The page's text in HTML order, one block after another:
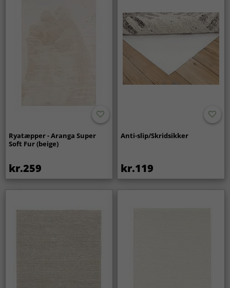
Ryatæpper - Aranga Super
Soft Fur (beige)
kr.259
Anti-slip/Skridsikker
kr.119